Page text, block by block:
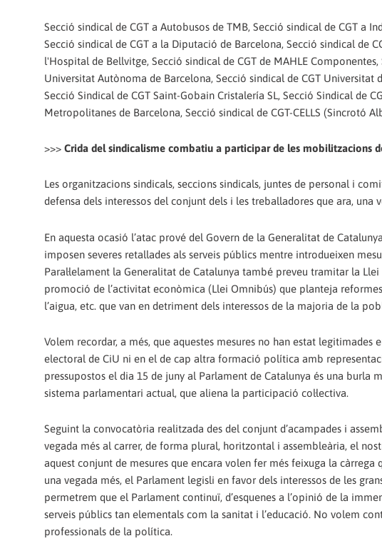
Secció sindical de CGT a Autobusos de TMB, Secció sindical de CGT a
Secció sindical de CGT a la Diputació de Barcelona, Secció sindical de
l'Hospital de Bellvitge, Secció sindical de CGT de MAHLE
Universitat Autònoma de Barcelona, Secció sindical de CGT
Secció Sindical de CGT Saint-Gobain Cristalería SL, Secció Sindical de
Metropolitanes de Barcelona, Secció sindical de CGT-CELLS (Sincrotó
>>> Crida del sindicalisme combatiu a participar de les mobilitzacions
Les organitzacions sindicals, seccions sindicals, juntes de personal i
defensa dels interessos del conjunt dels i les treballadores que ara, una
En aquesta ocasió l’atac prové del Govern de la Generalitat de
imposen severes retallades als serveis públics mentre introdueixen
Paral·lelament la Generalitat de Catalunya també preveu tramitar la
promoció de l’activitat econòmica (Llei Omnibús) que planteja
l’aigua, etc. que van en detriment dels interessos de la majoria de la
Volem recordar, a més, que aquestes mesures no han estat
electoral de CiU ni en el de cap altra formació política amb
pressupostos el dia 15 de juny al Parlament de Catalunya és una burla
sistema parlamentari actual, que aliena la participació col·lectiva.
Seguint la convocatòria realitzada des del conjunt d’acampades i
vegada més al carrer, de forma plural, horitzontal i assembleària, el
aquest conjunt de mesures que encara volen fer més feixuga la
una vegada més, el Parlament legisli en favor dels interessos de les
permetrem que el Parlament continuï, d’esquenes a l’opinió de la
serveis públics tan elementals com la sanitat i l’educació. No volem
professionals de la política.